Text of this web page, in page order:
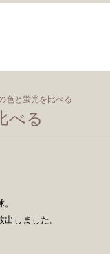
色と蛍光を比べる
べる
しました。